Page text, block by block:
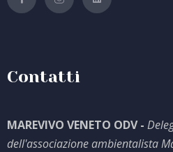
Contatti
MAREVIVO VENETO ODV -
dell'associazione ambientalista